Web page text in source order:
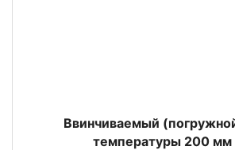
Ввинчиваемый
температуры 200 мм